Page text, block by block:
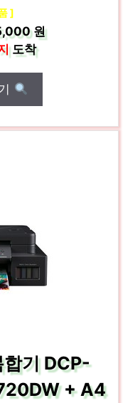
]
원
도착
합기 DCP-
+ A4